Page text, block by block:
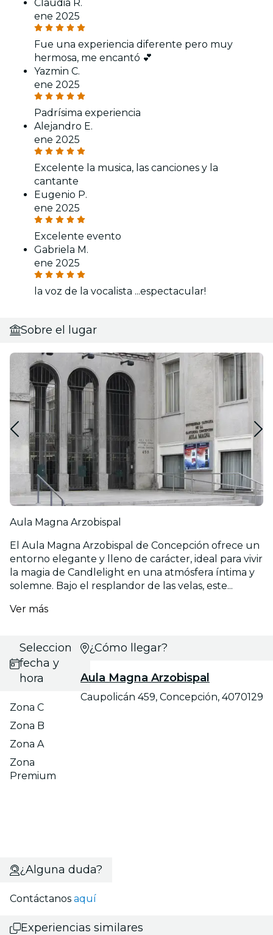
Claudia R.
ene 2025
Fue una experiencia diferente pero muy
hermosa, me encantó 💕
Yazmin C.
ene 2025
Padrísima experiencia
Alejandro E.
ene 2025
Excelente la musica, las canciones y la
cantante
Eugenio P.
ene 2025
Excelente evento
Gabriela M.
ene 2025
la voz de la vocalista ...espectacular!
Sobre el lugar
Aula Magna Arzobispal
El Aula Magna Arzobispal de Concepción ofrece un
entorno elegante y lleno de carácter, ideal para vivir
la magia de Candlelight en una atmósfera íntima y
solemne. Bajo el resplandor de las velas, este...
Ver más
Selecciona
fecha y
hora
Zona C
Zona B
Zona A
Zona
Premium
¿Cómo llegar?
Aula Magna Arzobispal
Caupolicán 459, Concepción, 4070129
¿Alguna duda?
Contáctanos aquí
Experiencias similares